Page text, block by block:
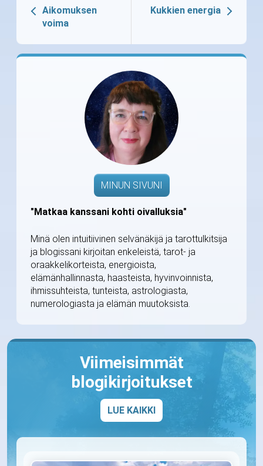
Aikomuksen
voima
Kukkien energia
MINUN SIVUNI
"Matkaa kanssani kohti oivalluksia"
Minä olen intuitiivinen selvänäkijä ja tarottulkitsija
ja blogissani kirjoitan enkeleistä, tarot- ja
oraakkelikorteista, energioista,
elämänhallinnasta, haasteista, hyvinvoinnista,
ihmissuhteista, tunteista, astrologiasta,
numerologiasta ja elämän muutoksista.
Viimeisimmät
blogikirjoitukset
LUE KAIKKI